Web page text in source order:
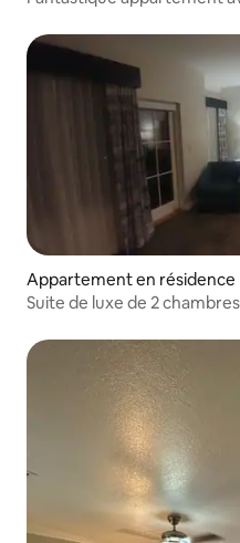
Appartement en résidence
Suite de luxe de 2